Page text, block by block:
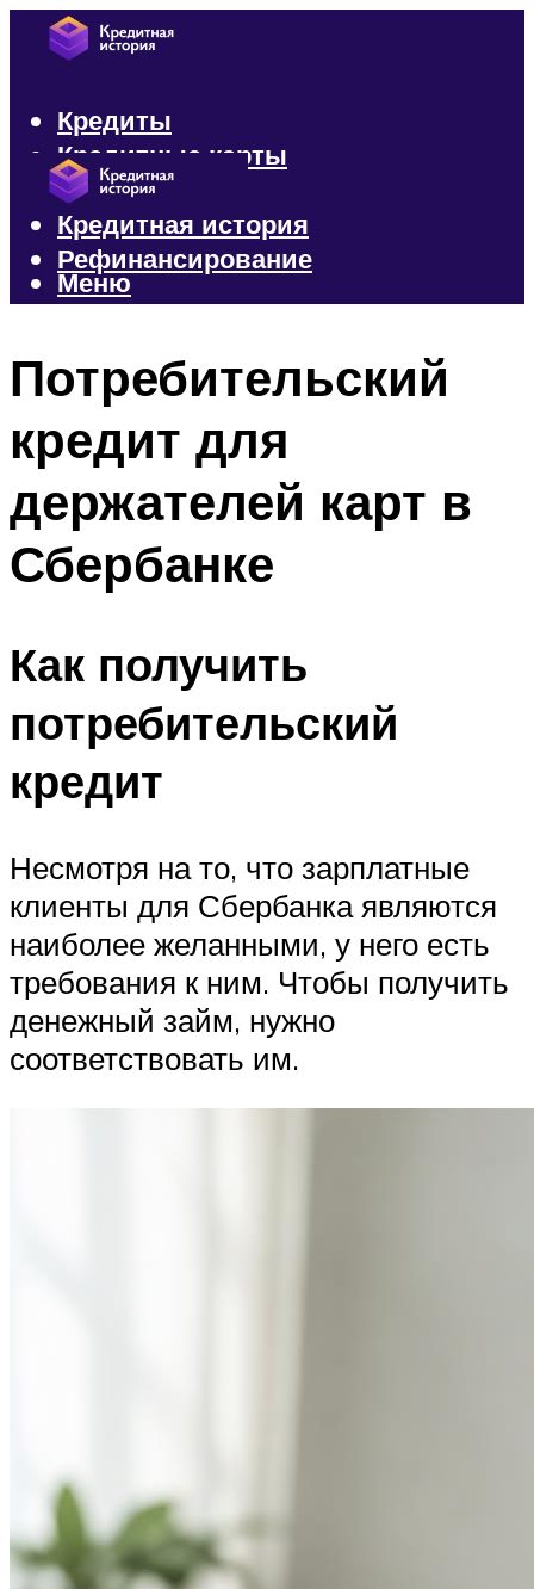
Кредиты
Кредитные карты
Микрозаймы
Кредитная история
Рефинансирование
Меню
Потребительский
кредит для
держателей карт в
Сбербанке
Как получить
потребительский
кредит
Несмотря на то, что зарплатные
клиенты для Сбербанка являются
наиболее желанными, у него есть
требования к ним. Чтобы получить
денежный займ, нужно
соответствовать им.